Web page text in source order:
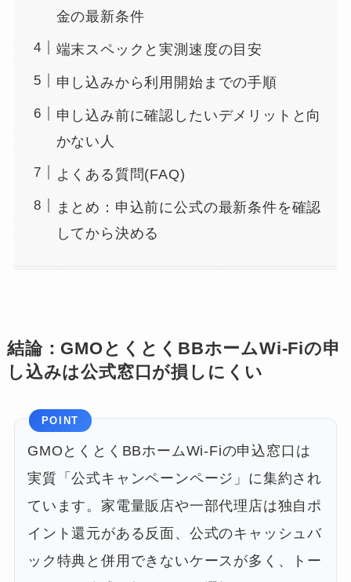
金の最新条件
端末スペックと実測速度の目安
申し込みから利用開始までの手順
申し込み前に確認したいデメリットと向
かない人
よくある質問(FAQ)
まとめ：申込前に公式の最新条件を確認
してから決める
結論：GMOとくとくBBホームWi-Fiの申
し込みは公式窓口が損しにくい
POINT
GMOとくとくBBホームWi-Fiの申込窓口は
実質「公式キャンペーンページ」に集約され
ています。家電量販店や一部代理店は独自ポ
イント還元がある反面、公式のキャッシュバ
ック特典と併用できないケースが多く、トー